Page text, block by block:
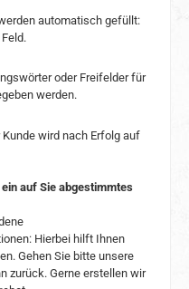
automatisch gefüllt:
oder Freifelder für
werden.
wird nach Erfolg auf
ein auf Sie abgestimmtes
Hierbei hilft Ihnen
Gehen Sie bitte unsere
zurück. Gerne erstellen wir